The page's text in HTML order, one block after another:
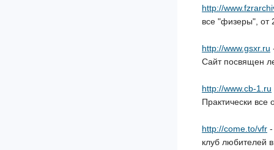
http://
все "физеры", от
http://www.gsxr.ru
Сайт посвящен
http://www.cb-1.ru
Практически все
http://come.to/vfr -
клуб любителей